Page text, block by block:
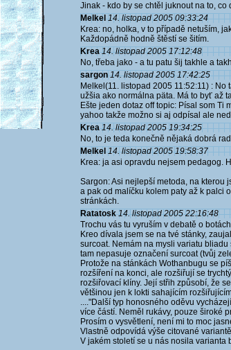
Jinak - kdo by se chtěl juknout na to,
Melkel 14. listopad 2005 09:33:24
Krea: no, holka, v to případě netuším,
Každopádně hodně štěstí se šitím.
Krea 14. listopad 2005 17:12:48
No, třeba jako - a tu patu šij takhle a
sargon 14. listopad 2005 17:42:25
Melkel(11. listopad 2005 11:52:11) :
užšia ako normálna päta. Má to byť až
Ešte jeden dotaz off topic: Písal som
yahoo takže možno si aj odpísal ale
Krea 14. listopad 2005 19:34:25
No, to je teda konečně nějaká dobrá
Melkel 14. listopad 2005 19:58:37
Krea: ja asi opravdu nejsem pedagog.
Sargon: Asi nejlepší metoda, na kterou
a pak od malíčku kolem paty až k palci
stránkách.
Ratatosk 14. listopad 2005 22:16:48
Trochu vás tu vyruším v debatě o
Kreo dívala jsem se na tvé stánky,
surcoat. Nemám na mysli variatu
tam nepasuje označení surcoat (tvůj
Protože na stánkách Wothanbugu se
rozšíření na konci, ale rozšiřují se
rozšiřovací klíny. Její střih způsobí, že
většinou jen k lokti sahajícím
...."Další typ honosného oděvu
více částí. Neměl rukávy, pouze široké
Prosím o vysvětlení, není mi to moc
Vlastně odpovídá výše citované
V jakém století se u nás nosila